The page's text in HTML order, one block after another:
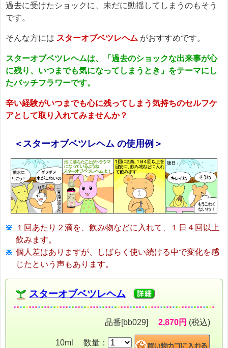
過去に受けたショックに、未だに動揺してしまうのもそう
です。
そんな方には スターオブベツレヘム がおすすめです。
スターオブベツレヘムは、「過去のショックな出来事が心
に残り、いつまでも気になってしまうとき」をテーマにし
たバッチフラワーです。
辛い経験がいつまでも心に残ってしまう気持ちのセルフケ
アとして取り入れてみませんか？
＜スターオブベツレヘム の使用例＞
１回あたり２滴を、飲み物などに入れて、１日４回以上
飲みます。
個人差はありますが、しばらく使い続ける中で変化を感
じたという声もあります。
スターオブベツレヘム
品番[bb029] 2,870円 (税込)
10ml 数量：